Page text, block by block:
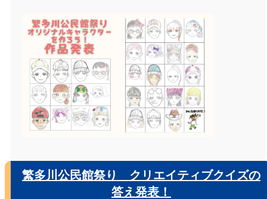
繁多川公民館祭り クリエイティブクイズの
答え発表！